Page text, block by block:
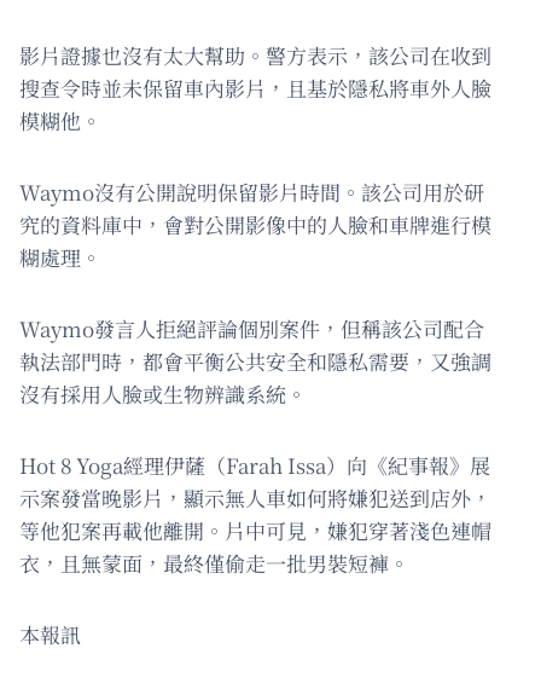
影片證據也沒有太大幫助。警方表示，該公司在收到
搜查令時並未保留車內影片，且基於隱私將車外人臉
模糊他。
Waymo沒有公開說明保留影片時間。該公司用於研
究的資料庫中，會對公開影像中的人臉和車牌進行模
糊處理。
Waymo發言人拒絕評論個別案件，但稱該公司配合
執法部門時，都會平衡公共安全和隱私需要，又強調
沒有採用人臉或生物辨識系統。
Hot 8 Yoga經理伊薩（Farah Issa）向《紀事報》展
示案發當晚影片，顯示無人車如何將嫌犯送到店外，
等他犯案再載他離開。片中可見，嫌犯穿著淺色連帽
衣，且無蒙面，最終僅偷走一批男裝短褲。
本報訊